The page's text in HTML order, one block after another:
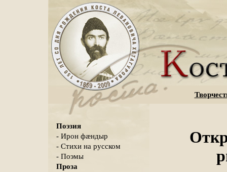
Поэзия
- Ирон фæндыр
- Стихи на русском
- Поэмы
Проза